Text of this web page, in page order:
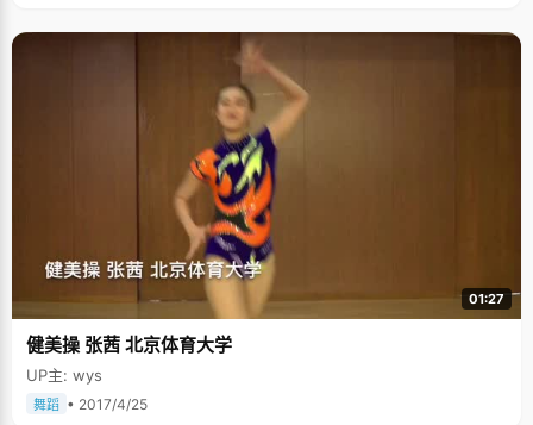
01:27
健美操 张茜 北京体育大学
UP主: wys
舞蹈 • 2017/4/25